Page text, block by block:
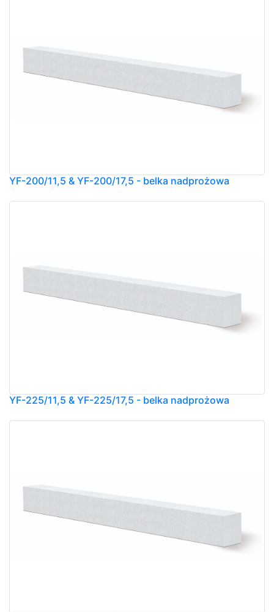
YF-200/11,5 & YF-200/17,5 - belka nadprożowa
YF-225/11,5 & YF-225/17,5 - belka nadprożowa